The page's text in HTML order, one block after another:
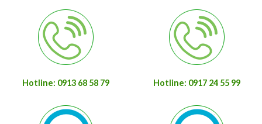
Hotline: 0913 68 58 79 Hotline: 0917 24 55 99